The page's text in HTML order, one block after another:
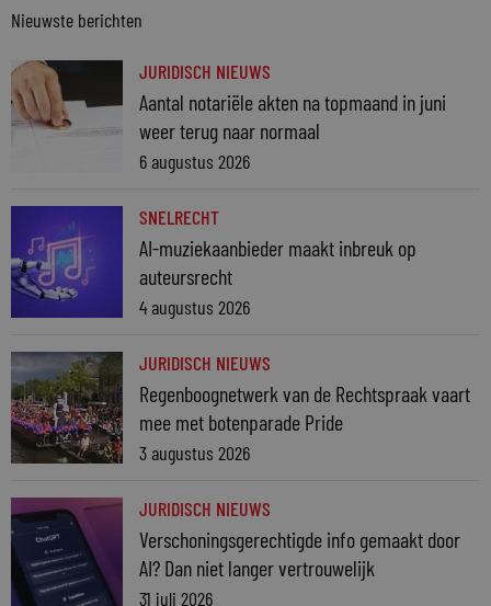
Nieuwste berichten
JURIDISCH NIEUWS
Aantal notariële akten na topmaand in juni
weer terug naar normaal
6 augustus 2026
SNELRECHT
AI-muziekaanbieder maakt inbreuk op
auteursrecht
4 augustus 2026
JURIDISCH NIEUWS
Regenboognetwerk van de Rechtspraak vaart
mee met botenparade Pride
3 augustus 2026
JURIDISCH NIEUWS
Verschoningsgerechtigde info gemaakt door
AI? Dan niet langer vertrouwelijk
31 juli 2026